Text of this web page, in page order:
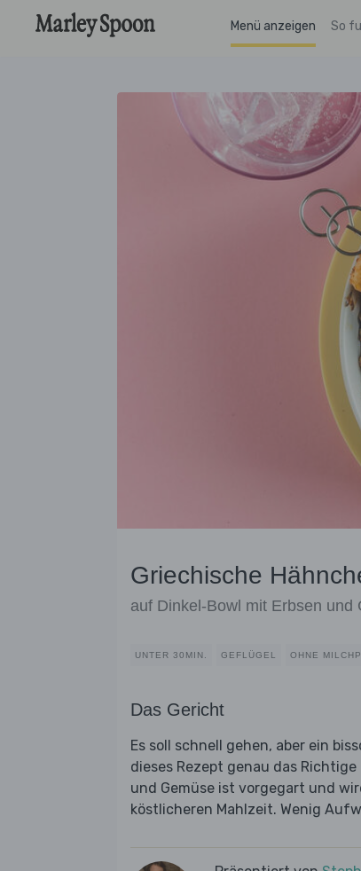
Menü anzeigen So
Griechische
auf Dinkel-Bowl mit Erbsen und
UNTER 30MIN. GEFLÜGEL OHNE
Das Gericht
Es soll schnell gehen, aber ein
dieses Rezept genau das
und Gemüse ist vorgegart und
köstlicheren Mahlzeit. Wenig